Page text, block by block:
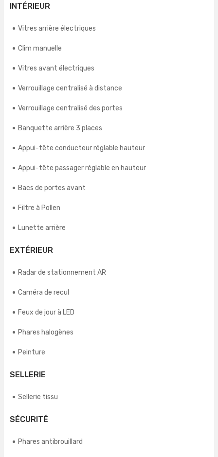
INTÉRIEUR
Vitres arrière électriques
Clim manuelle
Vitres avant électriques
Verrouillage centralisé à distance
Verrouillage centralisé des portes
Banquette arrière 3 places
Appui-tête conducteur réglable hauteur
Appui-tête passager réglable en hauteur
Bacs de portes avant
Filtre à Pollen
Lunette arrière
EXTÉRIEUR
Radar de stationnement AR
Caméra de recul
Feux de jour à LED
Phares halogènes
Peinture
SELLERIE
Sellerie tissu
SÉCURITÉ
Phares antibrouillard